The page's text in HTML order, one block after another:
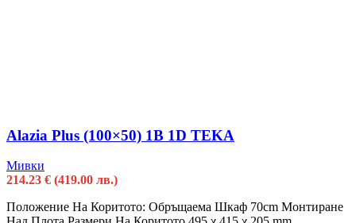
Alazia Plus (100×50) 1B 1D TEKA
Мивки
214.23 € (419.00 лв.)
Положение На Коритото: Oбръщаема Шкаф 70cm Монтиране